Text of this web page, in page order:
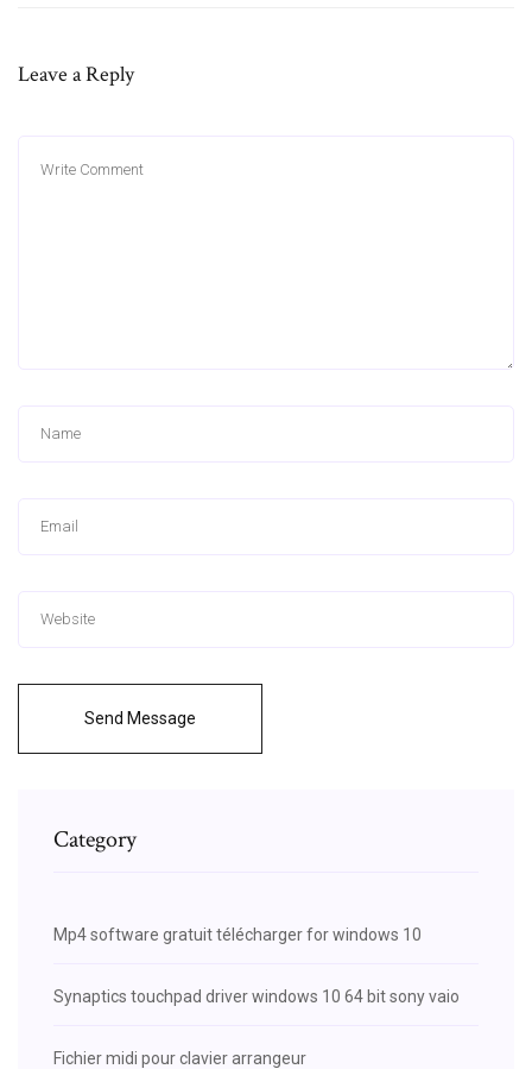
Leave a Reply
Send Message
Category
Mp4 software gratuit télécharger for windows 10
Synaptics touchpad driver windows 10 64 bit sony vaio
Fichier midi pour clavier arrangeur